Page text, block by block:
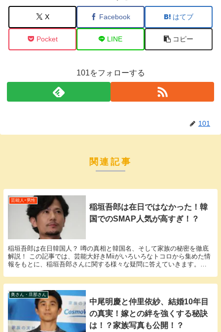
X Facebook はてブ
Pocket LINE コピー
101をフォローする
101
関連記事
芸能人ｰ男性
稲垣吾郎は在日ではなかった！韓
国でのSMAP人気が高すぎ！？
稲垣吾郎は在日韓国人？ 噂の真相と韓国名、そして家族の秘密を徹底
解説！ この記事では、芸能大好きMiiがいろいろなトコロから集めた情
報をもとに、稲垣吾郎さんに関する様々な疑問に答えていきます。
奥さん・旦那さん
中尾明慶と仲里依紗、結婚10年目
の真実！嫁との絆を強くする秘訣
は！？家族写真も公開！？